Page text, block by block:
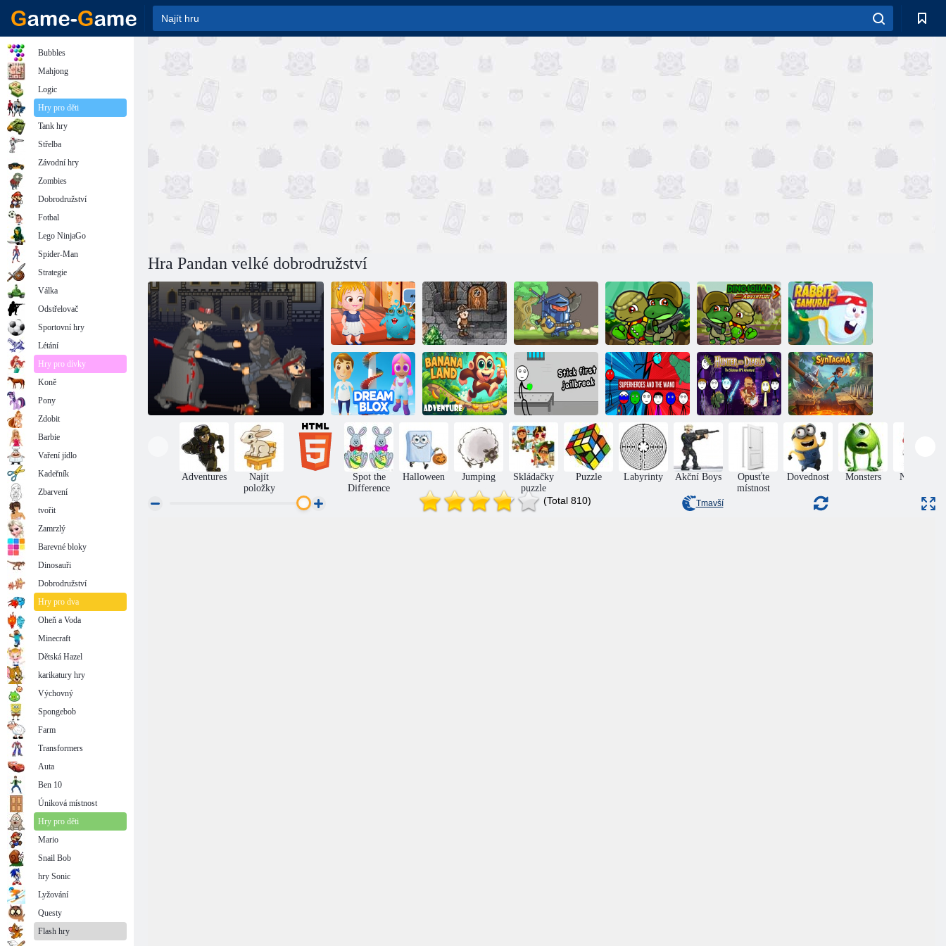
Hra Pandan velké dobrodružství
Dětská Heyzer:
Alien kamarád
Kapsa RPG Milující rytíř
Dino Squad
Adventure
Dino Squad
Adventure 3
Králík Samurai
2
Blokujte sen
Dobrodružství v
banánové zemi
Stickmanův útěk
z prvního vězení
Superhrdinové a
kouzelná hůlka
Lovec a ďábel Syntagma
Adventures
Najít
položky
Spot the
Difference
Halloween Jumping
Skládačky
puzzle
Puzzle Labyrinty Akční Boys
Opusťte
místnost
Dovednost Monsters Nová hra
(Total 810) Tmavší
Bubbles
Mahjong
Logic
Hry pro děti
Tank hry
Střelba
Závodní hry
Zombies
Dobrodružství
Fotbal
Lego NinjaGo
Spider-Man
Strategie
Válka
Odstřelovač
Sportovní hry
Létání
Hry pro dívky
Koně
Pony
Zdobit
Barbie
Vaření jídlo
Kadeřník
Zbarvení
tvořit
Zamrzlý
Barevné bloky
Dinosauři
Dobrodružství
Hry pro dva
Oheň a Voda
Minecraft
Dětská Hazel
karikatury hry
Výchovný
Spongebob
Farm
Transformers
Auta
Ben 10
Úniková místnost
Hry pro děti
Mario
Snail Bob
hry Sonic
Lyžování
Questy
Flash hry